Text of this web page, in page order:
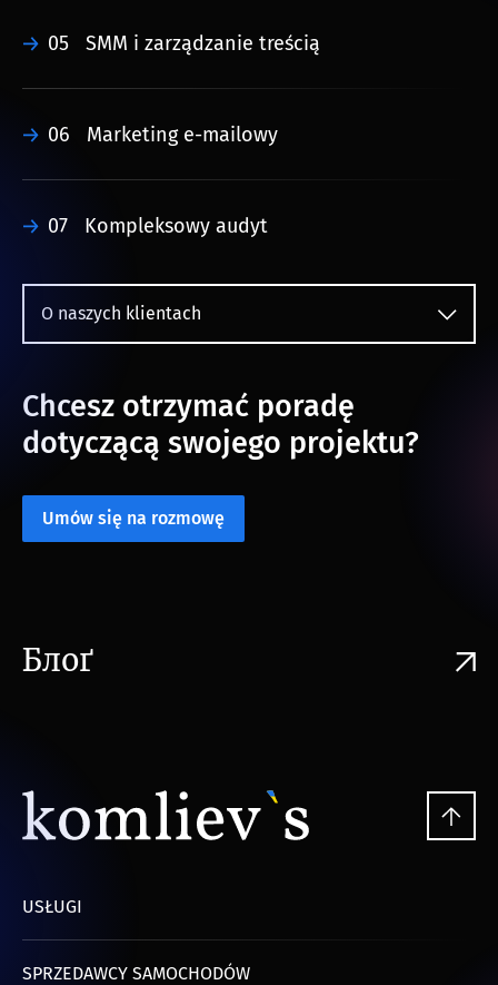
05 SMM i zarządzanie treścią
06 Marketing e-mailowy
07 Kompleksowy audyt
O naszych klientach
Chcesz otrzymać poradę
dotyczącą swojego projektu?
Umów się na rozmowę
Блоґ
USŁUGI
SPRZEDAWCY SAMOCHODÓW